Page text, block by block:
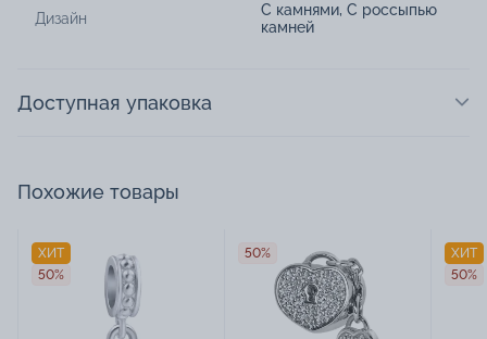
Дизайн С камнями, С россыпью
камней
Доступная упаковка
Похожие товары
ХИТ
50%
50%
ХИТ
50%